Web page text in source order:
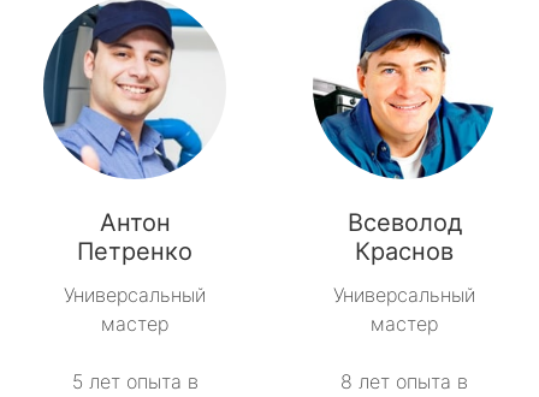
Антон
Петренко
Универсальный
мастер
5 лет опыта в
Всеволод
Краснов
Универсальный
мастер
8 лет опыта в